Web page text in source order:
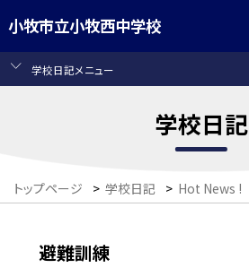
小牧市立小牧西中学校
学校日記メニュー
学校日記
トップページ > 学校日記 > Hot News !
避難訓練